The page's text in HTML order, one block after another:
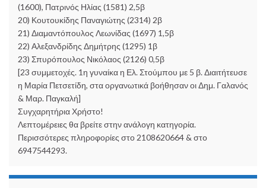
(1600), Πατρινός Ηλίας (1581) 2,5β
20) Κουτουκίδης Παναγιώτης (2314) 2β
21) Διαμαντόπουλος Λεωνίδας (1697) 1,5β
22) Αλεξανδρίδης Δημήτρης (1295) 1β
23) Σπυρόπουλος Νικόλαος (2126) 0,5β
[23 συμμετοχές. 1η γυναίκα η Ελ. Στούμπου με 5 β. Διαιτήτευσε
η Μαρία Πετσετίδη, στα οργανωτικά βοήθησαν οι Δημ. Γαλανός
& Μαρ. Παγκαλή]
Συγχαρητήρια Χρήστο!
Λεπτομέρειες θα βρείτε στην ανάλογη κατηγορία.
Περισσότερες πληροφορίες στο 2108620664 & στο
6947544293.